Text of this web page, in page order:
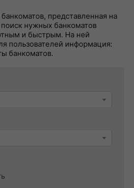
представленная на
нужных банкоматов
и быстрым. На ней
пользователей информация:
банкоматов.